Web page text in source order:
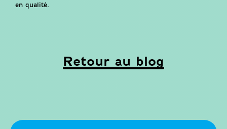
en qualité.
Retour au blog